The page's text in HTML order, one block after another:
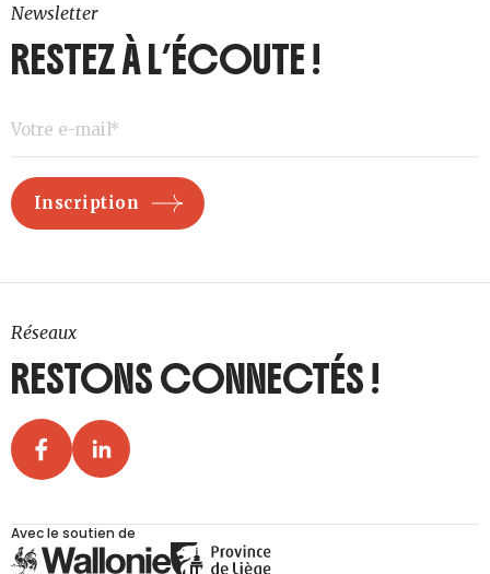
Newsletter
RESTEZ À L’ÉCOUTE !
Réseaux
RESTONS CONNECTÉS !
Avec le soutien de